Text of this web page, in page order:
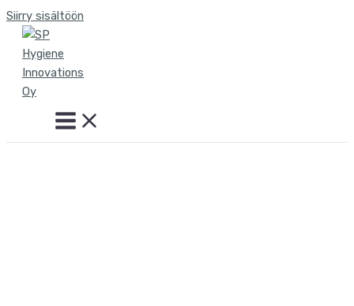
Siirry sisältöön